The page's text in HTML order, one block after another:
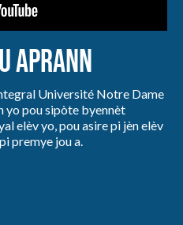
aprann
Université Notre Dame
yo pou sipòte byennèt
elèv yo, pou asire pi jèn elèv
premye jou a.